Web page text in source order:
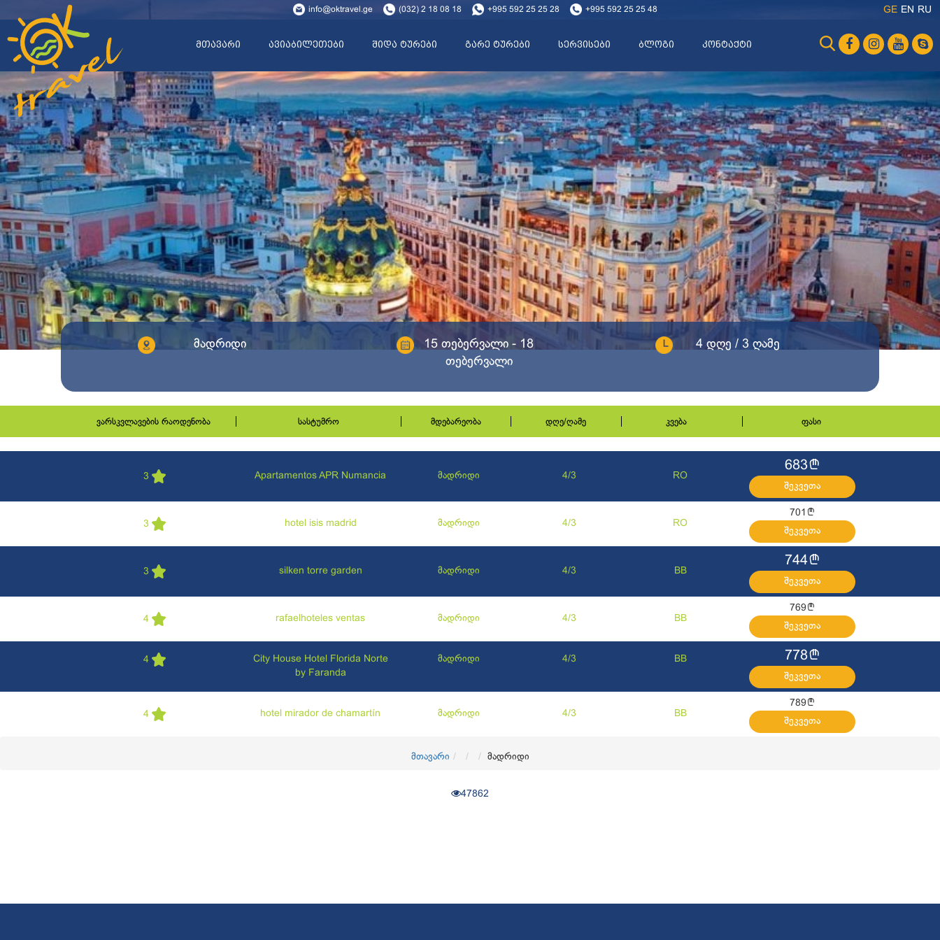
info@oktravel.ge (032) 2 18 08 18 +995 592 25 25 28 +995 592 25 25 48 GE EN RU
მთავარი ავიაბილეთები შიდა ტურები გარე ტურები სერვისები ბლოგი კონტაქტი
მადრიდი
15 თებერვალი - 18
თებერვალი
4 დღე / 3 ღამე
ვარსკვლავების რაოდენობა სასტუმრო მდებარეობა დღე/ღამე კვება ფასი
3 Apartamentos APR Numancia მადრიდი 4/3 RO
683l
შეკვეთა
3 hotel isis madrid მადრიდი 4/3 RO
701 l
შეკვეთა
3 silken torre garden მადრიდი 4/3 BB
744l
შეკვეთა
4 rafaelhoteles ventas მადრიდი 4/3 BB
769l
შეკვეთა
4
City House Hotel Florida Norte
by Faranda
მადრიდი 4/3 BB 778l
შეკვეთა
4 hotel mirador de chamartín მადრიდი 4/3 BB
789l
შეკვეთა
მთავარი მადრიდი
47862